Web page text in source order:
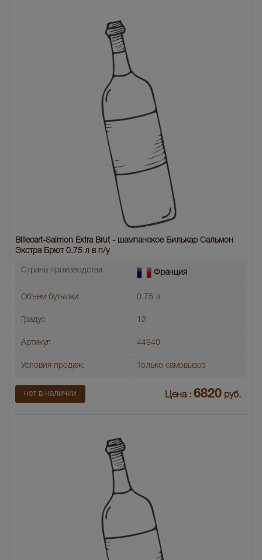
Billecart-Salmon Extra Brut - шампанское Билькар Сальмон
Экстра Брют 0.75 л в п/у
Страна производства Франция
Объем бутылки 0.75 л
Градус 12
Артикул 44940
Условия продаж: Только самовывоз
нет в наличии Цена : 6820 руб.